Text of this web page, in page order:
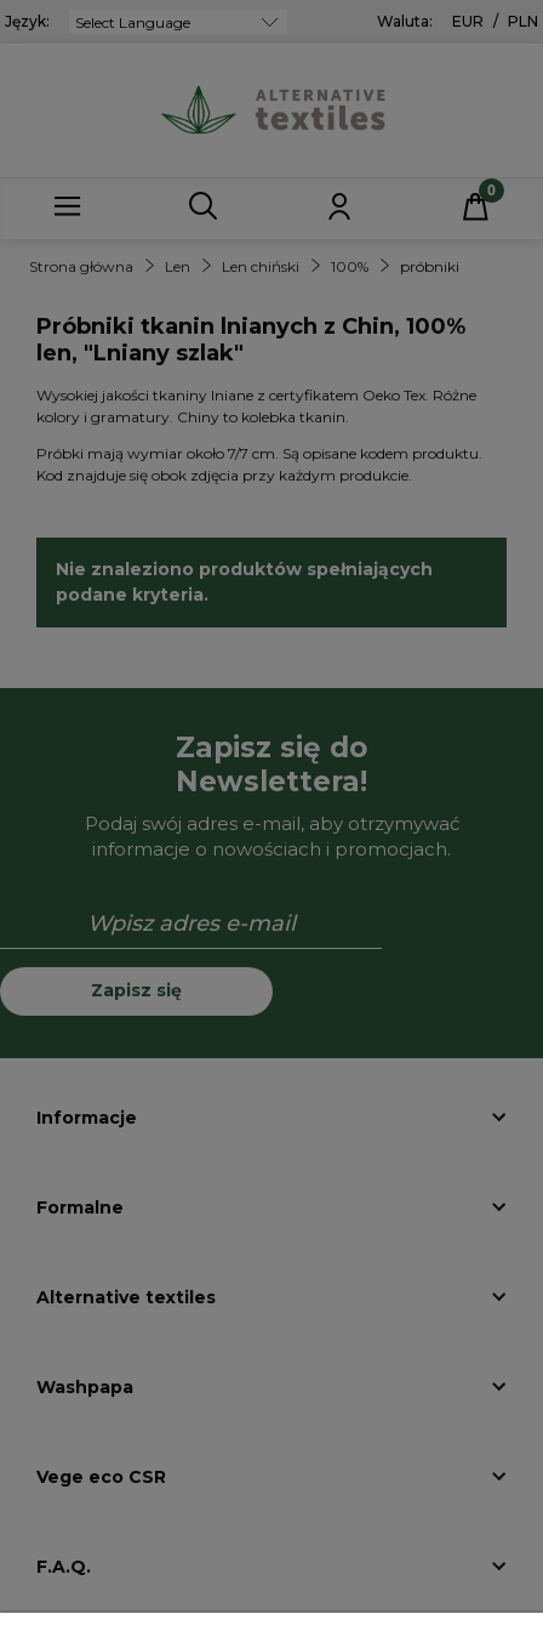
Język: Waluta: EUR / PLN
Strona główna Len Len chiński 100% próbniki
Próbniki tkanin lnianych z Chin, 100%
len, "Lniany szlak"
Wysokiej jakości tkaniny lniane z certyfikatem Oeko Tex. Różne
kolory i gramatury. Chiny to kolebka tkanin.
Próbki mają wymiar około 7/7 cm. Są opisane kodem produktu.
Kod znajduje się obok zdjęcia przy każdym produkcie.
Nie znaleziono produktów spełniających
podane kryteria.
Zapisz się do
Newslettera!
Podaj swój adres e-mail, aby otrzymywać
informacje o nowościach i promocjach.
Zapisz się
Informacje
Formalne
Alternative textiles
Washpapa
Vege eco CSR
F.A.Q.